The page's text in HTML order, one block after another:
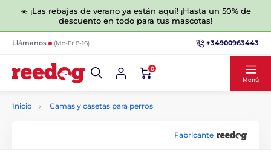
☀️ ¡Las rebajas de verano ya están aquí! ¡Hasta un 50% de
descuento en todo para tus mascotas!
Llámanos (Mo-Fr 8-16) +34900963443
0
Menú
Inicio Camas y casetas para perros
Fabricante